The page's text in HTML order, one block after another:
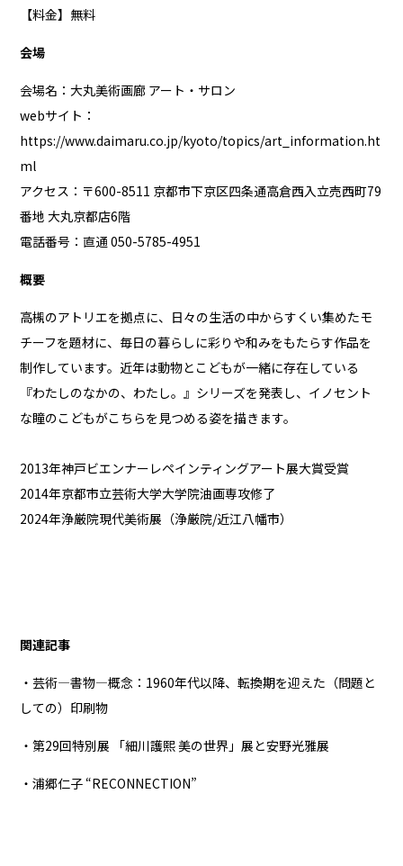
【料金】無料
会場
会場名：大丸美術画廊 アート・サロン
webサイト：
https://www.daimaru.co.jp/kyoto/topics/art_information.ht
ml
アクセス：〒600-8511 京都市下京区四条通高倉西入立売西町79
番地 大丸京都店6階
電話番号：直通 050-5785-4951
概要
高槻のアトリエを拠点に、日々の生活の中からすくい集めたモ
チーフを題材に、毎日の暮らしに彩りや和みをもたらす作品を
制作しています。近年は動物とこどもが一緒に存在している
『わたしのなかの、わたし。』シリーズを発表し、イノセント
な瞳のこどもがこちらを見つめる姿を描きます。
2013年神戸ビエンナーレペインティングアート展大賞受賞
2014年京都市立芸術大学大学院油画専攻修了
2024年浄厳院現代美術展（浄厳院/近江八幡市）
関連記事
・芸術—書物—概念：1960年代以降、転換期を迎えた（問題と
しての）印刷物
・第29回特別展 「細川護熙 美の世界」展と安野光雅展
・浦郷仁子 “RECONNECTION”